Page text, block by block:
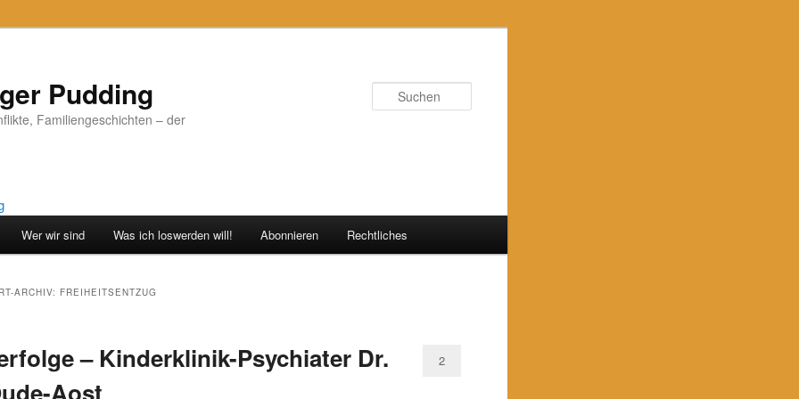
Pudding
Familiengeschichten – der
Wer wir sind Was ich loswerden will! Abonnieren Rechtliches
ARCHIV: FREIHEITSENTZUG
– Kinderklinik-Psychiater Dr.
2